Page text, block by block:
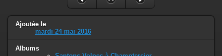
Ajoutée le
mardi 24 mai 2016
Albums